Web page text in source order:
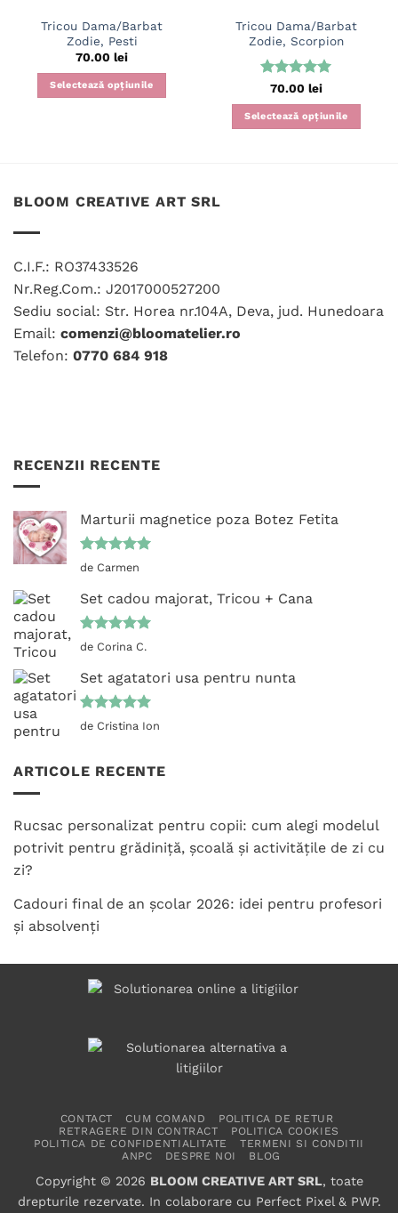
Tricou Dama/Barbat
Zodie, Pesti
70.00 lei
Selectează opțiunile
variații.
alese
în
pagina
produsului.
Tricou Dama/Barbat
Zodie, Scorpion
Evaluat la
5din 5
70.00 lei
Selectează opțiunile
alese
BLOOM CREATIVE ART SRL
C.I.F.: RO37433526
Nr.Reg.Com.: J2017000527200
Sediu social: Str. Horea nr.104A, Deva, jud. Hunedoara
Email: comenzi@bloomatelier.ro
Telefon: 0770 684 918
RECENZII RECENTE
Marturii magnetice poza Botez Fetita
Evaluat la
de Carmen
Set cadou majorat, Tricou + Cana
Evaluat la
de Corina C.
Set agatatori usa pentru nunta
Evaluat la
de Cristina Ion
ARTICOLE RECENTE
Rucsac personalizat pentru copii: cum alegi modelul
potrivit pentru grădiniță, școală și activitățile de zi cu
zi?
Cadouri final de an școlar 2026: idei pentru profesori
și absolvenți
CONTACT CUM COMAND
POLITICA DE RETUR
RETRAGERE DIN CONTRACT
POLITICA COOKIES
POLITICA DE CONFIDENTIALITATE
TERMENI SI CONDITII
ANPC
DESPRE NOI BLOG
Copyright © 2026 BLOOM CREATIVE ART SRL, toate
drepturile rezervate. In colaborare cu Perfect Pixel& PWP.